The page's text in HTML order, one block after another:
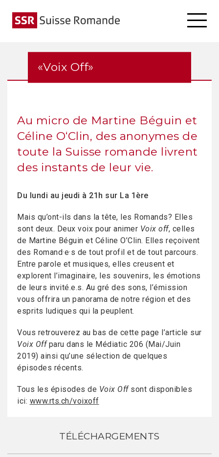
«Voix Off»
Au micro de Martine Béguin et
Céline O‘Clin, des anonymes de
toute la Suisse romande livrent
des instants de leur vie.
Du lundi au jeudi à 21h sur La 1ère
Mais qu’ont-ils dans la tête, les Romands? Elles
sont deux. Deux voix pour animer Voix off, celles
de Martine Béguin et Céline O’Clin. Elles reçoivent
des Romand·e·s de tout profil et de tout parcours.
Entre parole et musiques, elles creusent et
explorent l’imaginaire, les souvenirs, les émotions
de leurs invité.e.s. Au gré des sons, l’émission
vous offrira un panorama de notre région et des
esprits ludiques qui la peuplent.
Vous retrouverez au bas de cette page l’article sur
Voix Offparu dans le Médiatic 206 (Mai/Juin
2019) ainsi qu’une sélection de quelques
épisodes récents.
Tous les épisodes de Voix Offsont disponibles
ici: www.rts.ch/voixoff
TÉLÉCHARGEMENTS